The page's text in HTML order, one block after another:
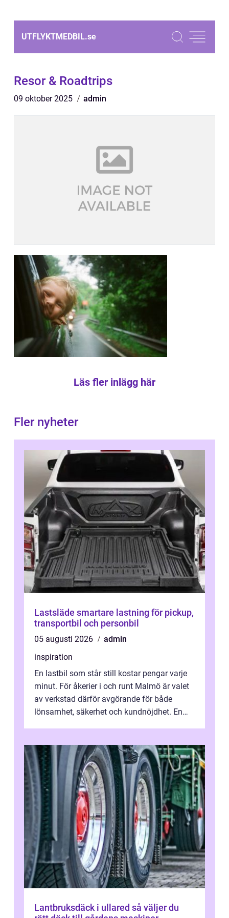
UTFLYKTMEDBIL.se
Resor & Roadtrips
09 oktober 2025 admin
Läs fler inlägg här
Fler nyheter
Lastsläde smartare lastning för pickup,
transportbil och personbil
05 augusti 2026
admin
inspiration
En lastbil som står still kostar pengar varje
minut. För åkerier i och runt Malmö är valet
av verkstad därför avgörande för både
lönsamhet, säkerhet och kundnöjdhet. En
Lantbruksdäck i ullared så väljer du